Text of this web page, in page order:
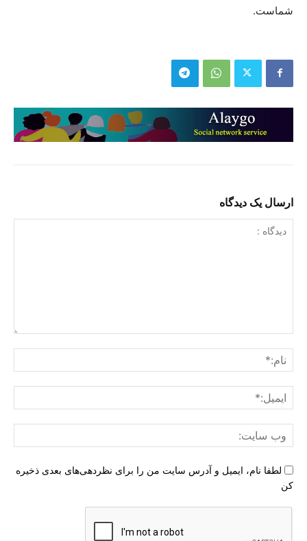
شماست.
ارسال یک دیدگاه
لطفا نام، ایمیل و آدرس سایت من را برای نظردهی‌های بعدی ذخیره
کن